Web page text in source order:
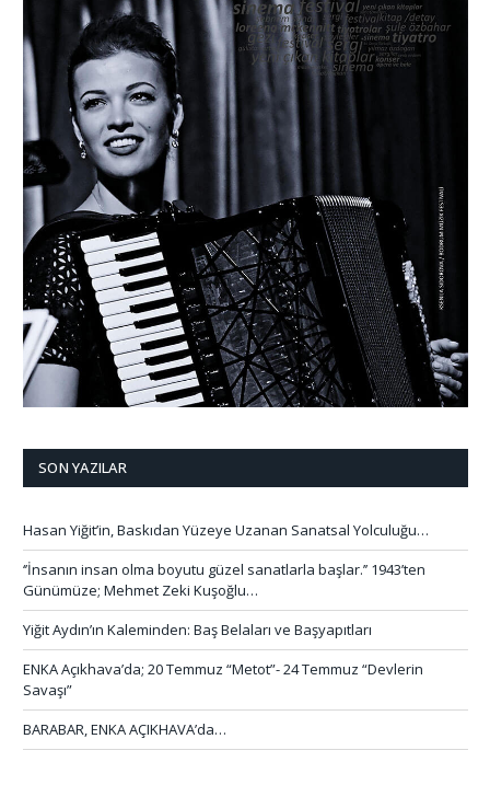
SON YAZILAR
Hasan Yiğit’in, Baskıdan Yüzeye Uzanan Sanatsal Yolculuğu…
‘’İnsanın insan olma boyutu güzel sanatlarla başlar.’’ 1943’ten
Günümüze; Mehmet Zeki Kuşoğlu…
Yiğit Aydın’ın Kaleminden: Baş Belaları ve Başyapıtları
ENKA Açıkhava’da; 20 Temmuz “Metot”- 24 Temmuz “Devlerin
Savaşı”
BARABAR, ENKA AÇIKHAVA’da…